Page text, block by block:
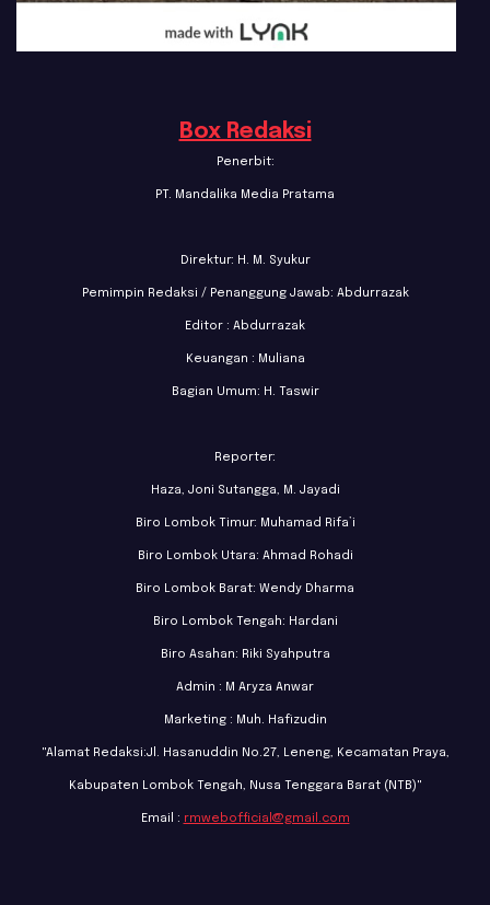
Box Redaksi
Penerbit:
PT. Mandalika Media Pratama
Direktur: H. M. Syukur
Pemimpin Redaksi / Penanggung Jawab: Abdurrazak
Editor : Abdurrazak
Keuangan : Muliana
Bagian Umum: H. Taswir
Reporter:
Haza, Joni Sutangga, M. Jayadi
Biro Lombok Timur: Muhamad Rifa’i
Biro Lombok Utara: Ahmad Rohadi
Biro Lombok Barat: Wendy Dharma
Biro Lombok Tengah: Hardani
Biro Asahan: Riki Syahputra
Admin : M Aryza Anwar
Marketing : Muh. Hafizudin
"Alamat Redaksi:Jl. Hasanuddin No.27, Leneng, Kecamatan Praya,
Kabupaten Lombok Tengah, Nusa Tenggara Barat (NTB)"
Email : rmwebofficial@gmail.com